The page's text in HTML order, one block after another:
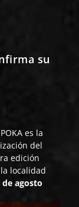
su
es la
del
edición
localidad
de agosto